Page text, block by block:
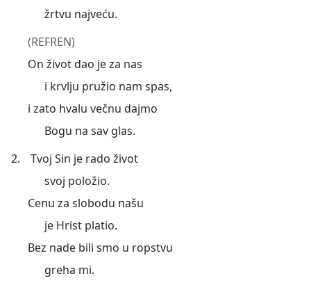
žrtvu najveću.
(REFREN)
On život dao je za nas
i krvlju pružio nam spas,
i zato hvalu večnu dajmo
Bogu na sav glas.
2.
Tvoj Sin je rado život
svoj položio.
Cenu za slobodu našu
je Hrist platio.
Bez nade bili smo u ropstvu
greha mi.